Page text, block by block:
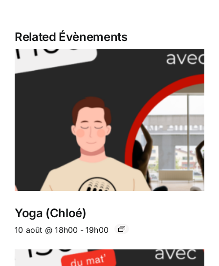
Related Évènements
Yoga (Chloé)
10 août @ 18h00 - 19h00